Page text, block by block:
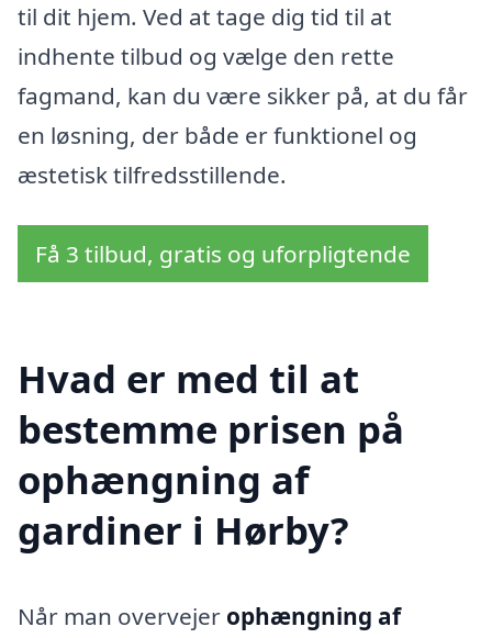
til dit hjem. Ved at tage dig tid til at
indhente tilbud og vælge den rette
fagmand, kan du være sikker på, at du får
en løsning, der både er funktionel og
æstetisk tilfredsstillende.
Få 3 tilbud, gratis og uforpligtende
Hvad er med til at
bestemme prisen på
ophængning af
gardiner i Hørby?
Når man overvejer ophængning af